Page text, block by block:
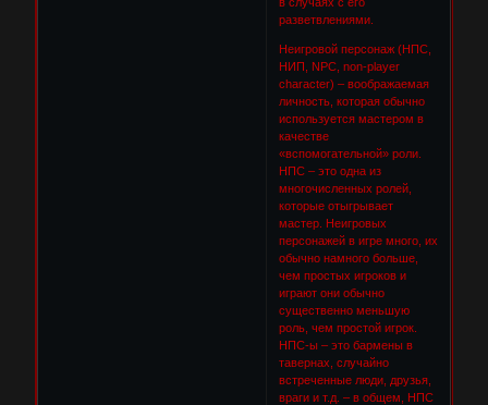
разветвлениями.
Неигровой персонаж (НПС,
НИП, NPC, non-player
character) – воображаемая
личность, которая обычно
используется мастером в
качестве
«вспомогательной» роли.
НПС – это одна из
многочисленных ролей,
которые отыгрывает
мастер. Неигровых
персонажей в игре много, их
обычно намного больше,
чем простых игроков и
играют они обычно
существенно меньшую
роль, чем простой игрок.
НПС-ы – это бармены в
тавернах, случайно
встреченные люди, друзья,
враги и т.д. – в общем, НПС